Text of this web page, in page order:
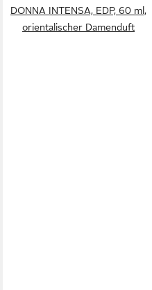
DONNA INTENSA, EDP, 60 ml,
orientalischer Damenduft